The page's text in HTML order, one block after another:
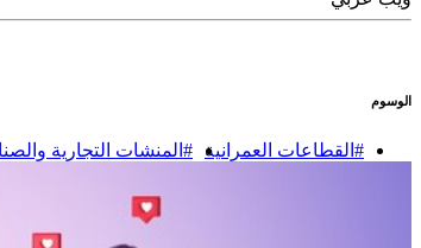
الوسوم
#القطاعات العمرانية #المنشات التجارية